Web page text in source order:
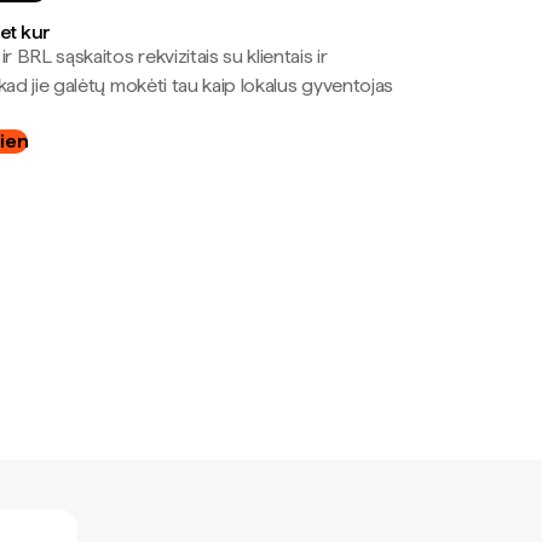
kur
ir BRL sąskaitos rekvizitais su klientais ir
jie galėtų mokėti tau kaip lokalus gyventojas